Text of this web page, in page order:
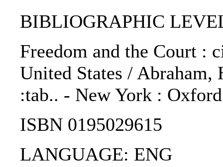
BIBLIOGRAPHIC
Freedom and the Court :
United States /
:tab.. - New York :
ISBN 0195029615
LANGUAGE: ENG